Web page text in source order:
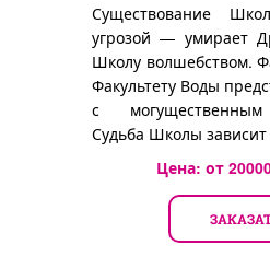
Существование
угрозой — умирает
Школу волшебством.
Факультету Воды
с
Судьба Школы зависит
Цена: от